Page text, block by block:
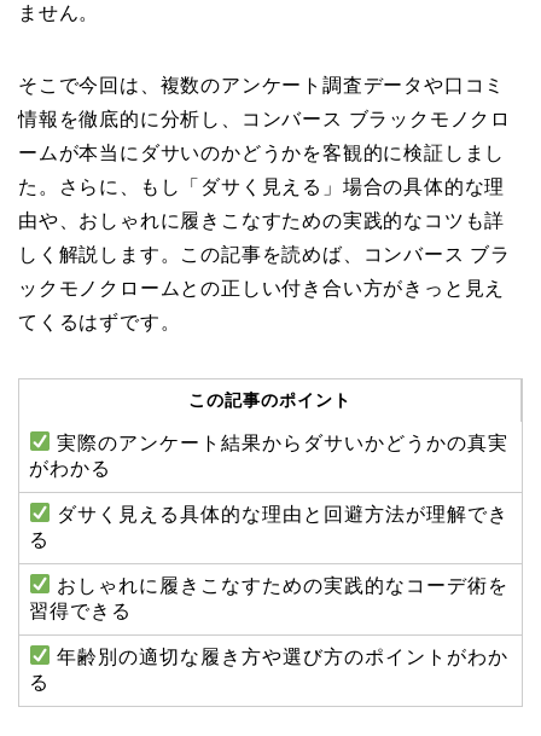
ません。
そこで今回は、複数のアンケート調査データや口コミ
情報を徹底的に分析し、コンバース ブラックモノクロ
ームが本当にダサいのかどうかを客観的に検証しまし
た。さらに、もし「ダサく見える」場合の具体的な理
由や、おしゃれに履きこなすための実践的なコツも詳
しく解説します。この記事を読めば、コンバース ブラ
ックモノクロームとの正しい付き合い方がきっと見え
てくるはずです。
この記事のポイント
実際のアンケート結果からダサいかどうかの真実
がわかる
ダサく見える具体的な理由と回避方法が理解でき
る
おしゃれに履きこなすための実践的なコーデ術を
習得できる
年齢別の適切な履き方や選び方のポイントがわか
る